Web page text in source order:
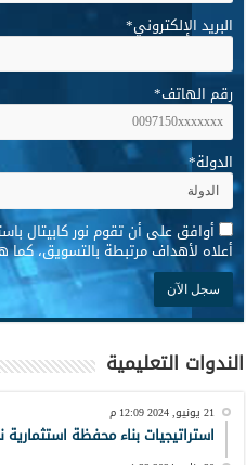
البريد الإلكتروني*
رقم الهاتف*
الدولة*
* أوافق على أن تقوم نور كابيتال
أعلاه لأهداف مرتبطة بالتسويق،
الندوات التعليمية
21 يونيو, 2024 12:09 م
استراتيجيات بناء محفظة استثمارية